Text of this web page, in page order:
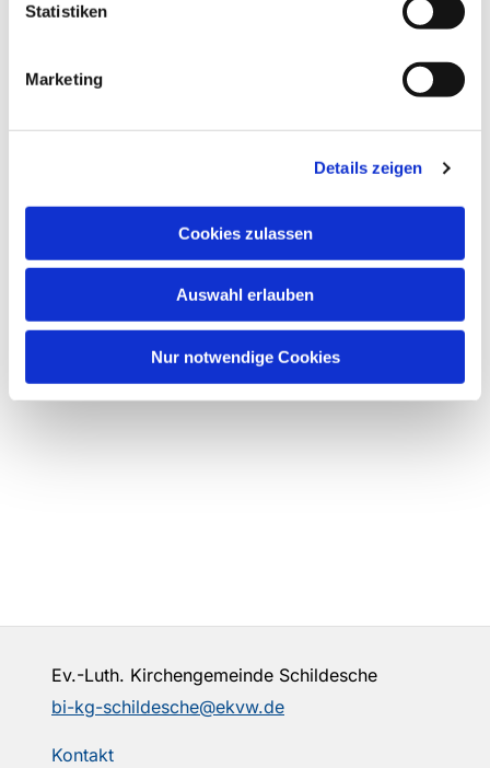
Statistiken
Marketing
Details zeigen
Cookies zulassen
Auswahl erlauben
Nur notwendige Cookies
Ev.-Luth. Kirchengemeinde Schildesche
bi-kg-schildesche@ekvw.de
Kontakt